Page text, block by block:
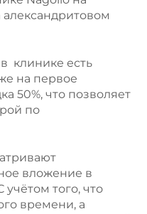
клинике есть
на первое
50%, что позволяет
по
вложение в
того, что
времени, а